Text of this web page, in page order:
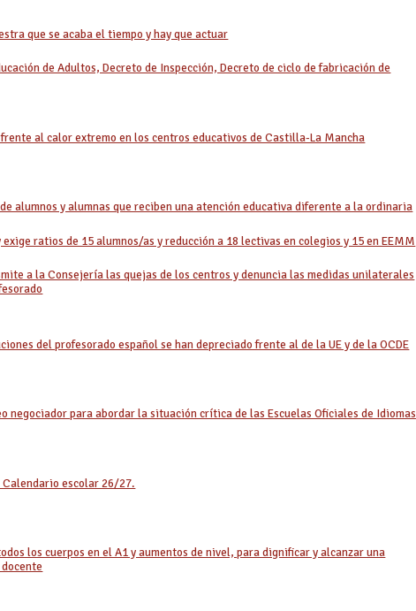
que se acaba el tiempo y hay que actuar
de Adultos, Decreto de Inspección, Decreto de ciclo de fabricación de
al calor extremo en los centros educativos de Castilla-La Mancha
alumnos y alumnas que reciben una atención educativa diferente a la ordinaria
ratios de 15 alumnos/as y reducción a 18 lectivas en colegios y 15 en EEMM
a la Consejería las quejas de los centros y denuncia las medidas unilaterales
del profesorado español se han depreciado frente al de la UE y de la OCDE
negociador para abordar la situación crítica de las Escuelas Oficiales de Idiomas
Calendario escolar 26/27.
los cuerpos en el A1 y aumentos de nivel, para dignificar y alcanzar una